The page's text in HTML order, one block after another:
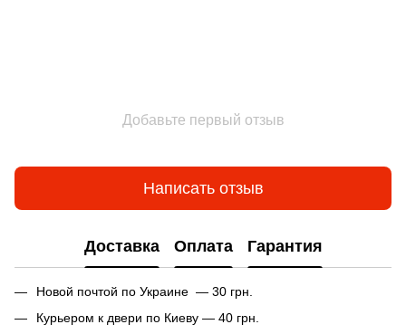
Добавьте первый отзыв
Написать отзыв
Доставка Оплата Гарантия
Новой почтой по Украине — 30 грн.
Курьером к двери по Киеву — 40 грн.